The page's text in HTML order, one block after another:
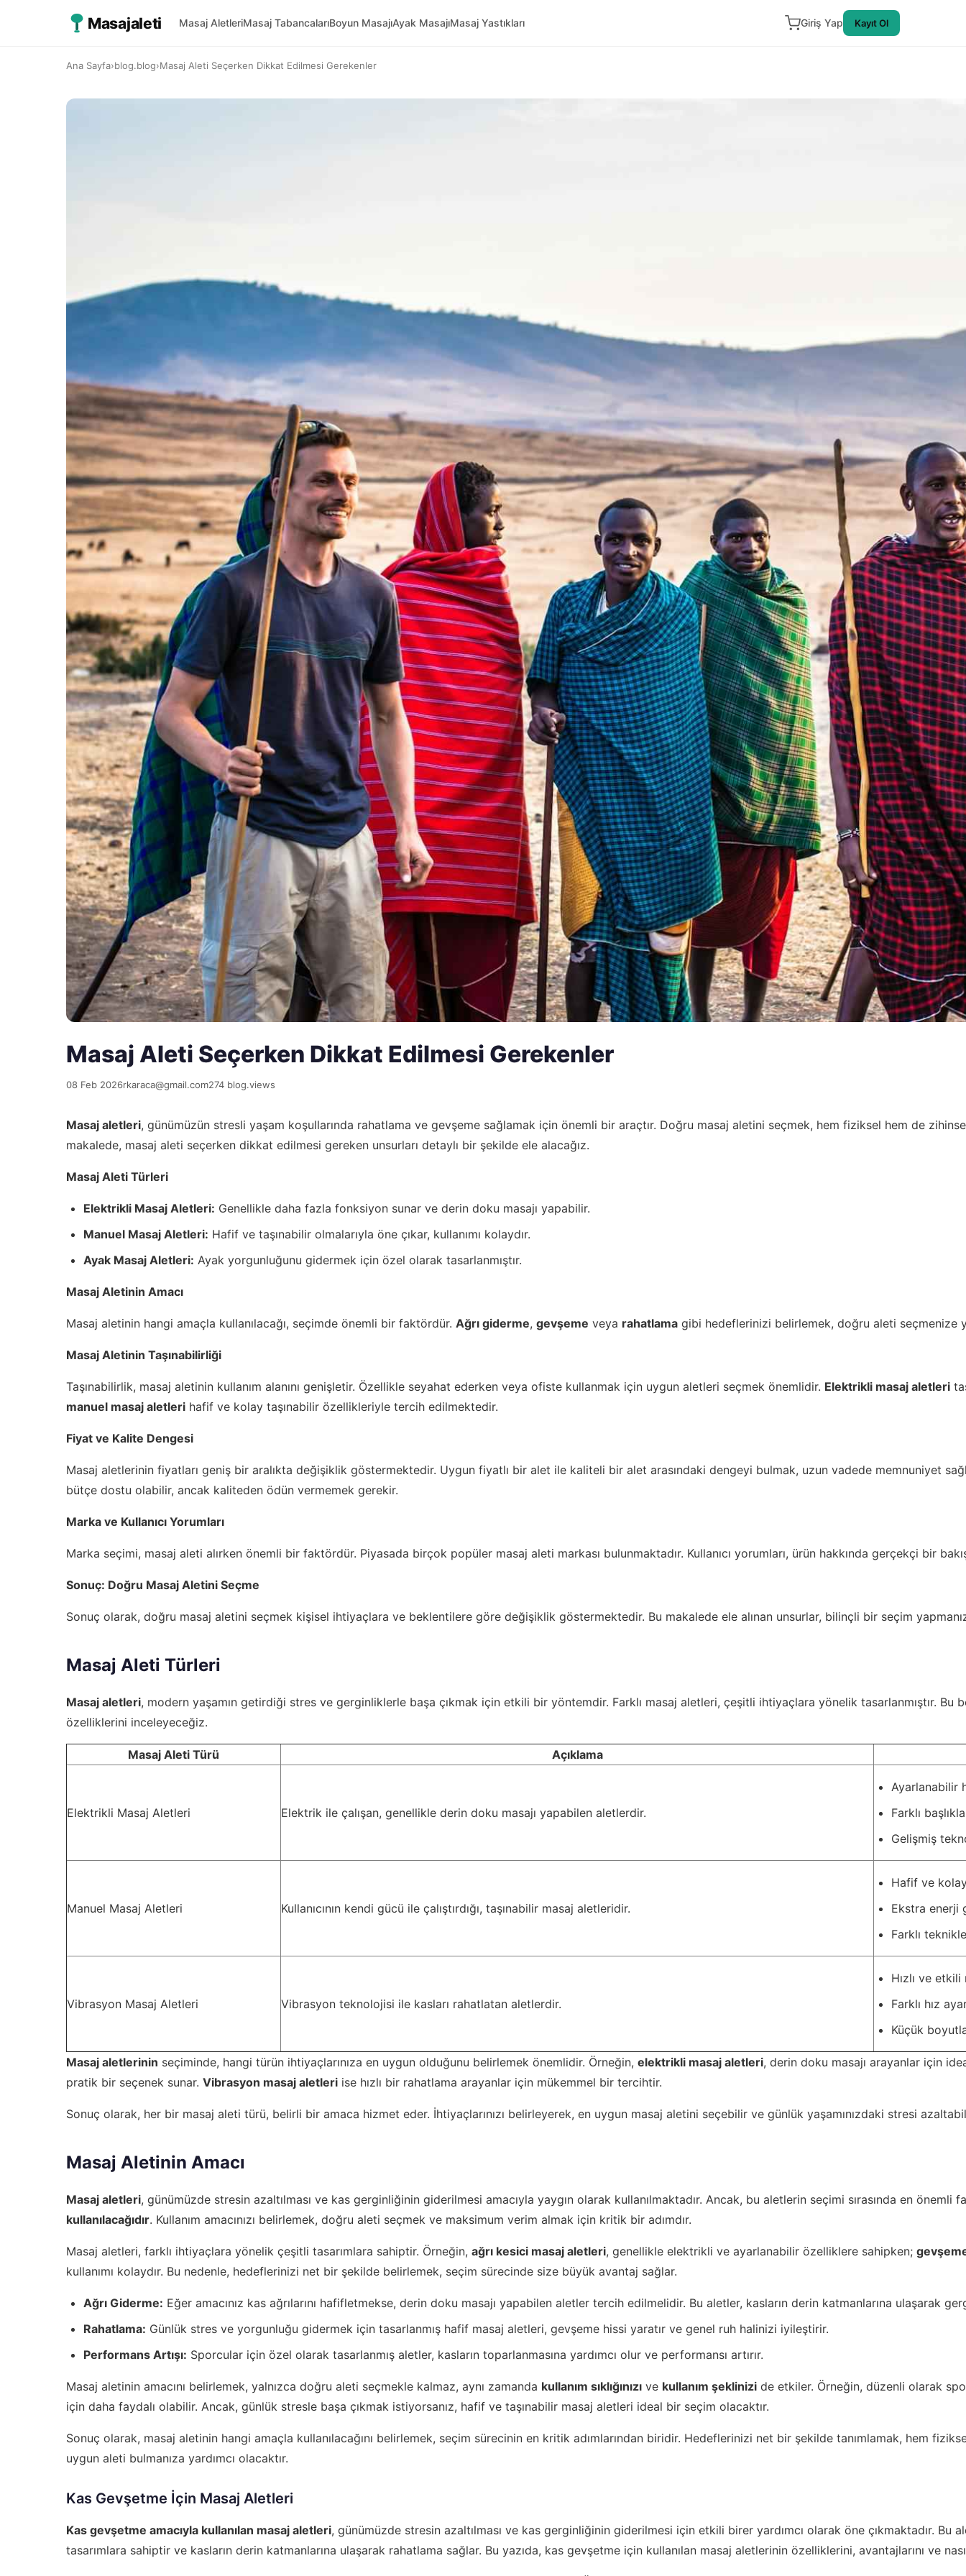
Masajaleti Masaj AletleriMasaj TabancalarıBoyun MasajıAyak MasajıMasaj Yastıkları Giriş Yap Kayıt Ol
Ana Sayfa›blog.blog›Masaj Aleti Seçerken Dikkat Edilmesi Gerekenler
Masaj Aleti Seçerken Dikkat Edilmesi Gerekenler
08 Feb 2026rkaraca@gmail.com274 blog.views
Masaj aletleri, günümüzün stresli yaşam koşullarında rahatlama ve gevşeme sağlamak için önemli bir araçtır. Doğru masaj aletini seçmek, hem fiziksel hem de
makalede, masaj aleti seçerken dikkat edilmesi gereken unsurları detaylı bir şekilde ele alacağız.
Masaj Aleti Türleri
Elektrikli Masaj Aletleri: Genellikle daha fazla fonksiyon sunar ve derin doku masajı yapabilir.
Manuel Masaj Aletleri: Hafif ve taşınabilir olmalarıyla öne çıkar, kullanımı kolaydır.
Ayak Masaj Aletleri: Ayak yorgunluğunu gidermek için özel olarak tasarlanmıştır.
Masaj Aletinin Amacı
Masaj aletinin hangi amaçla kullanılacağı, seçimde önemli bir faktördür. Ağrı giderme, gevşeme veya rahatlama gibi hedeflerinizi belirlemek, doğru aleti seçmenize
Masaj Aletinin Taşınabilirliği
Taşınabilirlik, masaj aletinin kullanım alanını genişletir. Özellikle seyahat ederken veya ofiste kullanmak için uygun aletleri seçmek önemlidir. Elektrikli masaj aletleri
manuel masaj aletleri hafif ve kolay taşınabilir özellikleriyle tercih edilmektedir.
Fiyat ve Kalite Dengesi
Masaj aletlerinin fiyatları geniş bir aralıkta değişiklik göstermektedir. Uygun fiyatlı bir alet ile kaliteli bir alet arasındaki dengeyi bulmak, uzun vadede memnuniyet
bütçe dostu olabilir, ancak kaliteden ödün vermemek gerekir.
Marka ve Kullanıcı Yorumları
Marka seçimi, masaj aleti alırken önemli bir faktördür. Piyasada birçok popüler masaj aleti markası bulunmaktadır. Kullanıcı yorumları, ürün hakkında gerçekçi bir
Sonuç: Doğru Masaj Aletini Seçme
Sonuç olarak, doğru masaj aletini seçmek kişisel ihtiyaçlara ve beklentilere göre değişiklik göstermektedir. Bu makalede ele alınan unsurlar, bilinçli bir seçim
Masaj Aleti Türleri
Masaj aletleri, modern yaşamın getirdiği stres ve gerginliklerle başa çıkmak için etkili bir yöntemdir. Farklı masaj aletleri, çeşitli ihtiyaçlara yönelik tasarlanmıştır. Bu
özelliklerini inceleyeceğiz.
Masaj Aleti Türü Açıklama
Elektrikli Masaj Aletleri Elektrik ile çalışan, genellikle derin doku masajı yapabilen aletlerdir.
Ayarlanabilir
Farklı
Gelişmiş
Manuel Masaj Aletleri Kullanıcının kendi gücü ile çalıştırdığı, taşınabilir masaj aletleridir.
Hafif ve
Ekstra enerji
Farklı
Vibrasyon Masaj Aletleri Vibrasyon teknolojisi ile kasları rahatlatan aletlerdir.
Hızlı ve
Farklı hız
Küçük
Masaj aletlerinin seçiminde, hangi türün ihtiyaçlarınıza en uygun olduğunu belirlemek önemlidir. Örneğin, elektrikli masaj aletleri, derin doku masajı arayanlar için
pratik bir seçenek sunar. Vibrasyon masaj aletleri ise hızlı bir rahatlama arayanlar için mükemmel bir tercihtir.
Sonuç olarak, her bir masaj aleti türü, belirli bir amaca hizmet eder. İhtiyaçlarınızı belirleyerek, en uygun masaj aletini seçebilir ve günlük yaşamınızdaki stresi
Masaj Aletinin Amacı
Masaj aletleri, günümüzde stresin azaltılması ve kas gerginliğinin giderilmesi amacıyla yaygın olarak kullanılmaktadır. Ancak, bu aletlerin seçimi sırasında en önemli
kullanılacağıdır. Kullanım amacınızı belirlemek, doğru aleti seçmek ve maksimum verim almak için kritik bir adımdır.
Masaj aletleri, farklı ihtiyaçlara yönelik çeşitli tasarımlara sahiptir. Örneğin, ağrı kesici masaj aletleri, genellikle elektrikli ve ayarlanabilir özelliklere sahipken;
kullanımı kolaydır. Bu nedenle, hedeflerinizi net bir şekilde belirlemek, seçim sürecinde size büyük avantaj sağlar.
Ağrı Giderme: Eğer amacınız kas ağrılarını hafifletmekse, derin doku masajı yapabilen aletler tercih edilmelidir. Bu aletler, kasların derin katmanlarına ulaşarak
Rahatlama: Günlük stres ve yorgunluğu gidermek için tasarlanmış hafif masaj aletleri, gevşeme hissi yaratır ve genel ruh halinizi iyileştirir.
Performans Artışı: Sporcular için özel olarak tasarlanmış aletler, kasların toparlanmasına yardımcı olur ve performansı artırır.
Masaj aletinin amacını belirlemek, yalnızca doğru aleti seçmekle kalmaz, aynı zamanda kullanım sıklığınızı ve kullanım şeklinizi de etkiler. Örneğin, düzenli olarak
için daha faydalı olabilir. Ancak, günlük stresle başa çıkmak istiyorsanız, hafif ve taşınabilir masaj aletleri ideal bir seçim olacaktır.
Sonuç olarak, masaj aletinin hangi amaçla kullanılacağını belirlemek, seçim sürecinin en kritik adımlarından biridir. Hedeflerinizi net bir şekilde tanımlamak, hem
uygun aleti bulmanıza yardımcı olacaktır.
Kas Gevşetme İçin Masaj Aletleri
Kas gevşetme amacıyla kullanılan masaj aletleri, günümüzde stresin azaltılması ve kas gerginliğinin giderilmesi için etkili birer yardımcı olarak öne çıkmaktadır. Bu
tasarımlara sahiptir ve kasların derin katmanlarına ulaşarak rahatlama sağlar. Bu yazıda, kas gevşetme için kullanılan masaj aletlerinin özelliklerini, avantajlarını ve